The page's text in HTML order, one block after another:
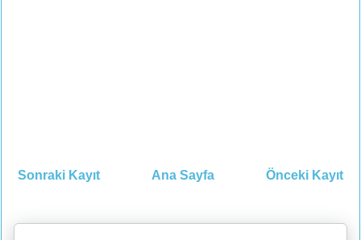
Sonraki Kayıt Önceki Kayıt
Ana Sayfa